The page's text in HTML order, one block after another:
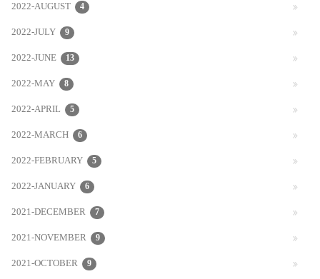
2022-AUGUST 4
2022-JULY 9
2022-JUNE 13
2022-MAY 8
2022-APRIL 5
2022-MARCH 6
2022-FEBRUARY 5
2022-JANUARY 6
2021-DECEMBER 7
2021-NOVEMBER 9
2021-OCTOBER 9